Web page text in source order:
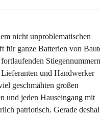
nicht unproblematischen
für ganze Batterien von
Stiegennummern
und Handwerker
geschmähten großen
und jeden Hauseingang mit
patriotisch. Gerade